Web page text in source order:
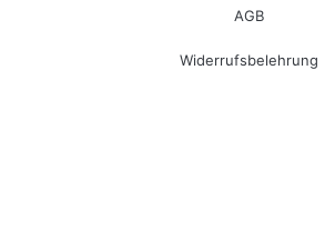
AGB
Widerrufsbelehrung